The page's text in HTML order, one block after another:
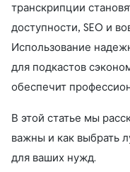
транскрипции
доступности, SEO и
Использование
для подкастов
обеспечит
В этой статье мы
важны и как выбрать
для ваших нужд.